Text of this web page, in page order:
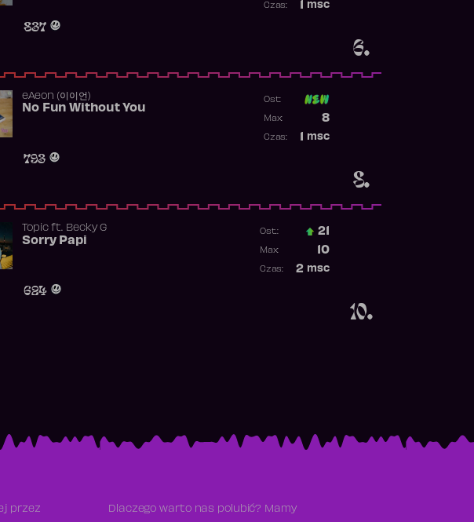
6.
837
msc
Czas:
8.
​eAeon (이이언)
No Fun Without You
793
Ost:
8
Max:
msc
Czas:
10.
Topicft. Becky G
Sorry Papi
624
Ost.: 21
10
Max:
2 msc
Czas:
przez
Dlaczego warto nas polubić? Mamy